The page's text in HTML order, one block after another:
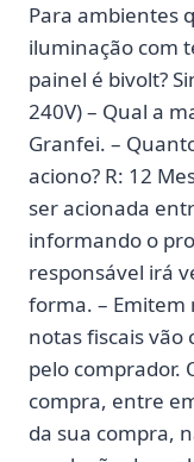
Para ambientes
iluminação com
painel é bivolt?
240V) – Qual a
Granfei. –
aciono? R: 12
ser acionada
informando o
responsável irá
forma. – Emitem
notas fiscais vão
pelo comprador.
compra, entre
da sua compra,